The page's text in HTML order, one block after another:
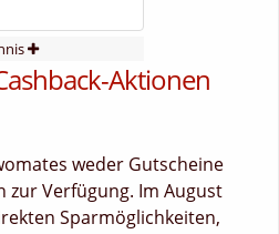
Aktionen
weder Gutscheine
zur Verfügung. Im August
Sparmöglichkeiten,